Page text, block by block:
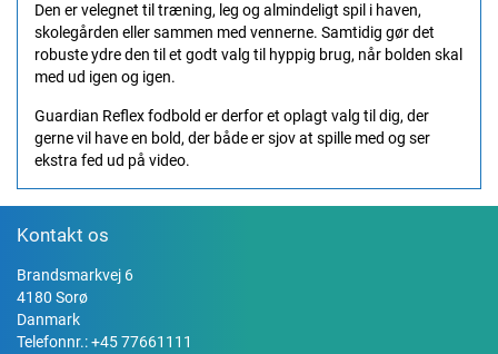
Den er velegnet til træning, leg og almindeligt spil i haven,
skolegården eller sammen med vennerne. Samtidig gør det
robuste ydre den til et godt valg til hyppig brug, når bolden skal
med ud igen og igen.
Guardian Reflex fodbold er derfor et oplagt valg til dig, der
gerne vil have en bold, der både er sjov at spille med og ser
ekstra fed ud på video.
Kontakt os
Brandsmarkvej 6
4180 Sorø
Danmark
Telefonnr.:+45 77661111